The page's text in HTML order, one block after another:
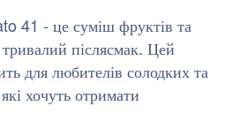
41 - це суміш фруктів та
післясмак. Цей
для любителів солодких та
хочуть отримати